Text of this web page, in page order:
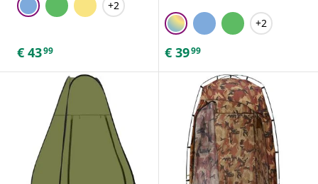
+2
€ 4399
+2
€ 3999